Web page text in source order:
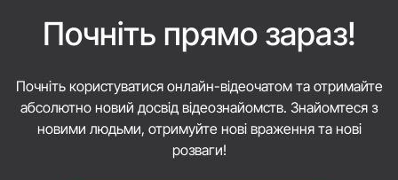
Почніть прямо зараз!
Почніть користуватися онлайн-відеочатом та отримайте
абсолютно новий досвід відеознайомств. Знайомтеся з
новими людьми, отримуйте нові враження та нові
розваги!